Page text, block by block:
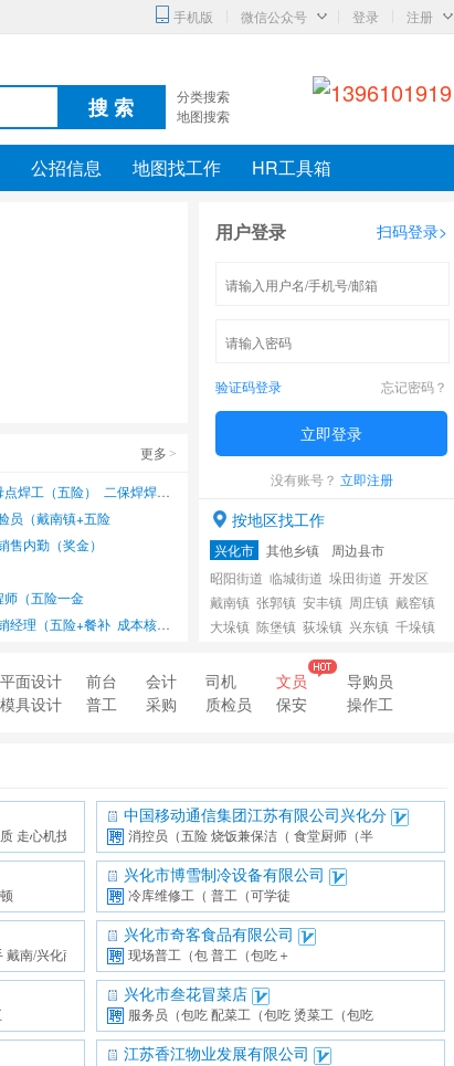
手机版 微信公众号 ◇ 登录 注册 ◇
搜 索
分类搜索
地图搜索
公招信息 地图找工作 HR工具箱
焊工（五险）
二保焊焊工（五险+工
员（戴南镇+五险
售内勤（奖金）
师（五险一金
经理（五险+餐补 成本核算会计（五险+
更多 >
用户登录 扫码登录>
验证码登录 忘记密码？
立即登录
没有账号？ 立即注册
按地区找工作
兴化市 其他乡镇
周边县市
昭阳街道 临城街道 垛田街道 开发区
戴南镇 张郭镇 安丰镇 周庄镇 戴窑镇
大垛镇 陈堡镇 荻垛镇 兴东镇 千垛镇
竹泓镇
昌荣镇 陶庄镇 钓鱼镇
新垛镇
永丰镇 海南镇 大邹镇
平面设计 前台 会计 司机 文员
导购员
模具设计 普工 采购 质检员 保安 操作工
走心机技工（
中国移动通信集团江苏有限公司兴化分
消控员（五险 烧饭兼保洁（ 食堂厨师（半
兴化市博雪制冷设备有限公司
冷库维修工（ 普工（可学徒
戴南/兴化商
兴化市奇客食品有限公司
现场普工（包 普工（包吃＋
兴化市叁花冒菜店
服务员（包吃 配菜工（包吃 烫菜工（包吃
江苏香江物业发展有限公司